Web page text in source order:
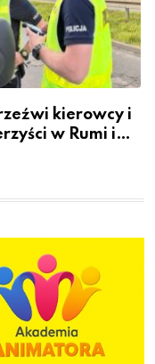
kierowcy i
w Rumi i